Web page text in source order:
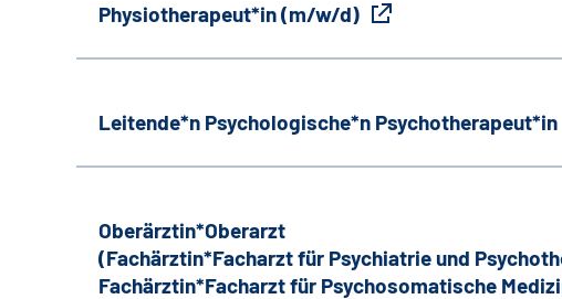
Physiotherapeut*in (m/w/d)
Leitende*n Psychologische*n Psychotherapeut*in
Oberärztin*Oberarzt
(Fachärztin*Facharzt für Psychiatrie und
Fachärztin*Facharzt für Psychosomatische